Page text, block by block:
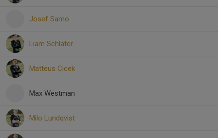
Josef Samo
Liam Schlater
Matteus Cicek
Max Westman
Milo Lundqvist